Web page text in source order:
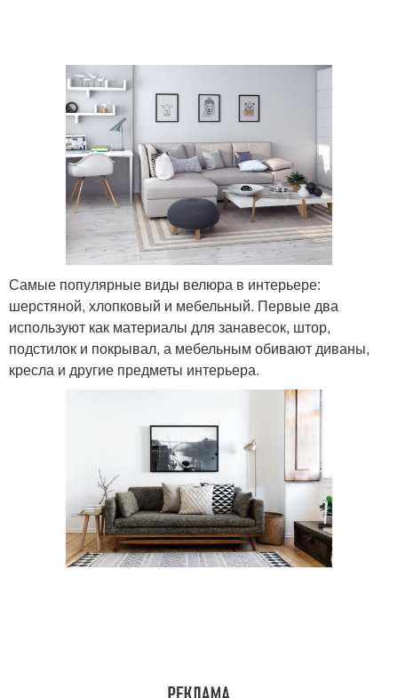
Самые популярные виды велюра в интерьере:
шерстяной, хлопковый и мебельный. Первые два
используют как материалы для занавесок, штор,
подстилок и покрывал, а мебельным обивают диваны,
кресла и другие предметы интерьера.